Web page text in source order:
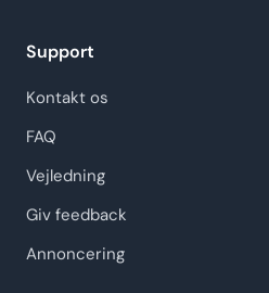
Support
Kontakt os
FAQ
Vejledning
Giv feedback
Annoncering